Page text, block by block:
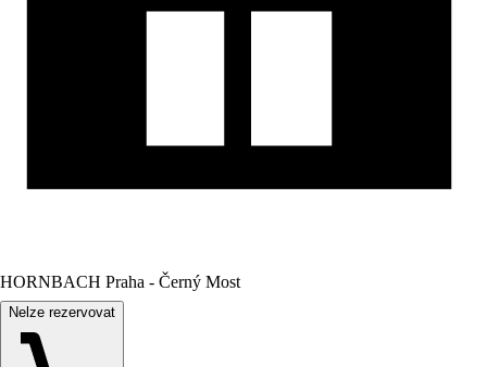
HORNBACH Praha - Černý Most
Nelze rezervovat